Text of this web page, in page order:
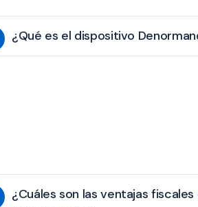
¿Qué es el dispositivo
¿Cuáles son las ventajas